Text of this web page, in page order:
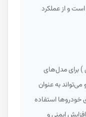
و از عملکرد
مدل‌های
به عنوان
استفاده
ایمنی و